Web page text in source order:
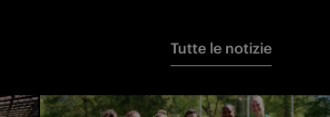
Tutte le notizie